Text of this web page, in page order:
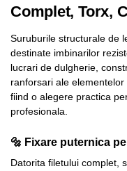
Complet, Torx,
Suruburile structurale de
destinate imbinarilor
lucrari de dulgherie,
ranforsari ale
fiind o alegere practica
profesionala.
🔩 Fixare puternica
Datorita filetului complet,